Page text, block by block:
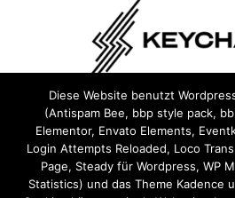
Wir sind Teil vonKeychange
Diese Website benutzt
(Antispam Bee, bbp style pack,
Elementor, Envato Elements,
Login Attempts Reloaded, Loco
Page, Steady für Wordpress, WP
Statistics) und das Theme Kadence